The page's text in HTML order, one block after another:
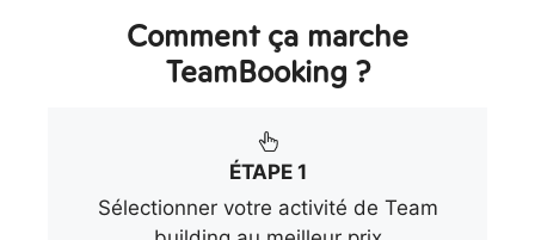
Comment ça marche
TeamBooking ?
ÉTAPE 1
Sélectionner votre activité de Team